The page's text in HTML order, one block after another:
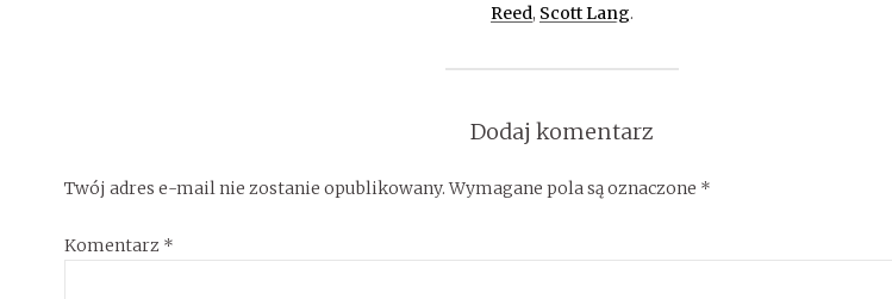
Reed, Scott Lang.
Dodaj komentarz
Twój adres e-mail nie zostanie opublikowany. Wymagane pola są oznaczone *
Komentarz *